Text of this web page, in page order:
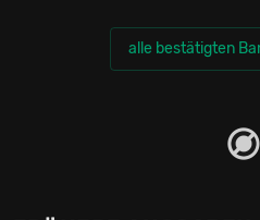
alle bestätigten